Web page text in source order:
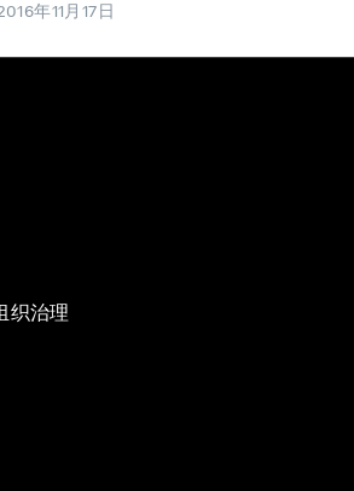
年11月17日
织治理